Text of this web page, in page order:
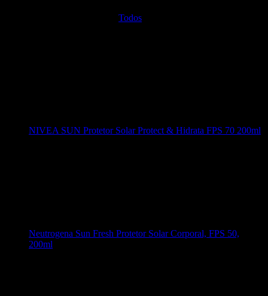
Todos
NIVEA SUN Protetor Solar Protect & Hidrata FPS 70 200ml
Neutrogena Sun Fresh Protetor Solar Corporal, FPS 50,
200ml